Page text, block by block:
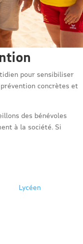
pour sensibiliser
concrètes et
des bénévoles
à la société. Si
Lycéen